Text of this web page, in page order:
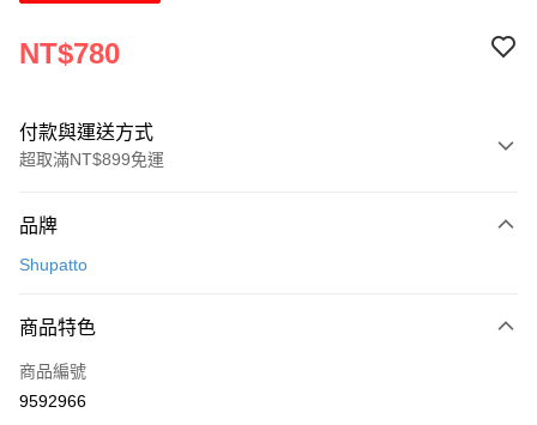
NT$780
付款與運送方式
超取滿NT$899免運
信用卡一次付款
Apple Pay
街口支付
品牌
Shupatto
商品特色
商品編號
9592966